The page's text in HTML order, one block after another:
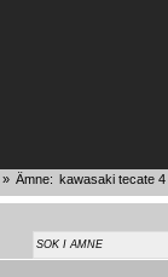
» Ämne: kawasaki tecate